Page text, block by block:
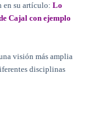
en su artículo: Lo
Cajal con ejemplo
visión más amplia
disciplinas